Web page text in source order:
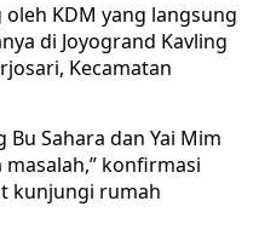
KDM yang langsung
di Joyogrand Kavling
Kecamatan
Bu Sahara dan Yai Mim
konfirmasi
kunjungi rumah